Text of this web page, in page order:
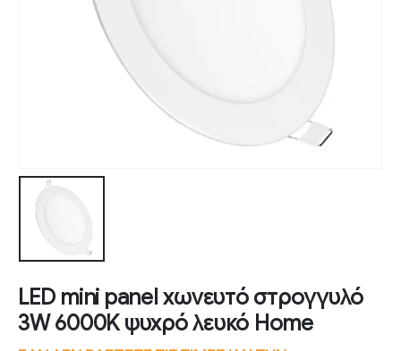
LED mini panel χωνευτό στρογγυλό
3W 6000K ψυχρό λευκό Home